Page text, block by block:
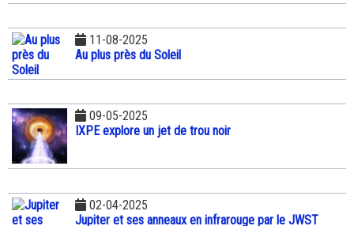
11-08-2025
Au plus près du Soleil
09-05-2025
IXPE explore un jet de trou noir
02-04-2025
Jupiter et ses anneaux en infrarouge par le JWST